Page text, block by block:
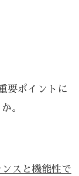
要ポイントに
。
スと機能性で